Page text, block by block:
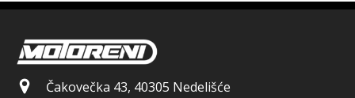
Čakovečka 43, 40305 Nedelišće